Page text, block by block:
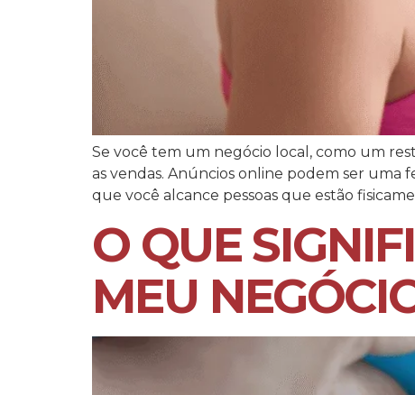
Se você tem um negócio local, como um
as vendas. Anúncios online podem ser uma
que você alcance pessoas que estão
O QUE
MEU